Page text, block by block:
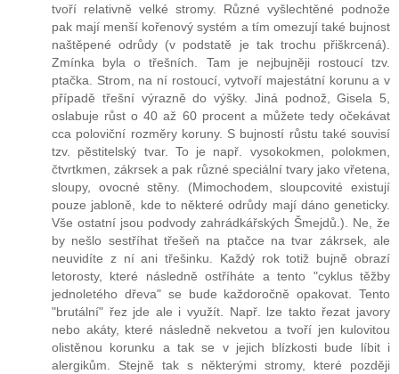
tvoří relativně velké stromy. Různé vyšlechtěné podnože
pak mají menší kořenový systém a tím omezují také bujnost
naštěpené odrůdy (v podstatě je tak trochu přiškrcená).
Zmínka byla o třešních. Tam je nejbujněji rostoucí tzv.
ptačka. Strom, na ní rostoucí, vytvoří majestátní korunu a v
případě třešní výrazně do výšky. Jiná podnož, Gisela 5,
oslabuje růst o 40 až 60 procent a můžete tedy očekávat
cca poloviční rozměry koruny. S bujností růstu také souvisí
tzv. pěstitelský tvar. To je např. vysokokmen, polokmen,
čtvrtkmen, zákrsek a pak různé speciální tvary jako vřetena,
sloupy, ovocné stěny. (Mimochodem, sloupcovité existují
pouze jabloně, kde to některé odrůdy mají dáno geneticky.
Vše ostatní jsou podvody zahrádkářských Šmejdů.). Ne, že
by nešlo sestříhat třešeň na ptačce na tvar zákrsek, ale
neuvidíte z ní ani třešinku. Každý rok totiž bujně obrazí
letorosty, které následně ostříháte a tento "cyklus těžby
jednoletého dřeva" se bude každoročně opakovat. Tento
"brutální" řez jde ale i využít. Např. lze takto řezat javory
nebo akáty, které následně nekvetou a tvoří jen kulovitou
olistěnou korunku a tak se v jejich blízkosti bude líbit i
alergikům. Stejně tak s některými stromy, které později